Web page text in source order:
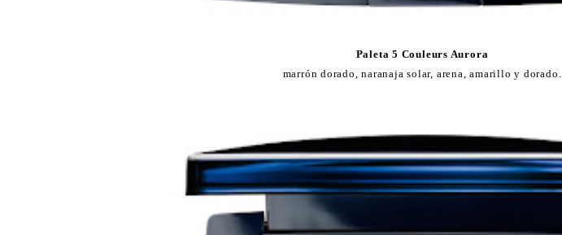
Paleta 5 Couleurs Aurora
marrón dorado, naranaja solar, arena, amarillo y dorado.